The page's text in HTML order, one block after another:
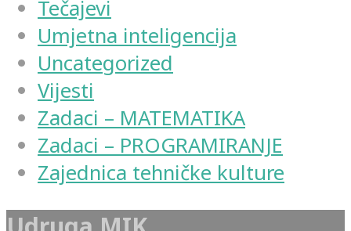
Tečajevi
Umjetna inteligencija
Uncategorized
Vijesti
Zadaci – MATEMATIKA
Zadaci – PROGRAMIRANJE
Zajednica tehničke kulture